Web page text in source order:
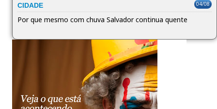
CIDADE 04/08
Por que mesmo com chuva Salvador continua quente